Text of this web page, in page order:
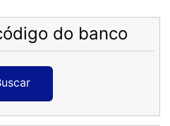
do banco